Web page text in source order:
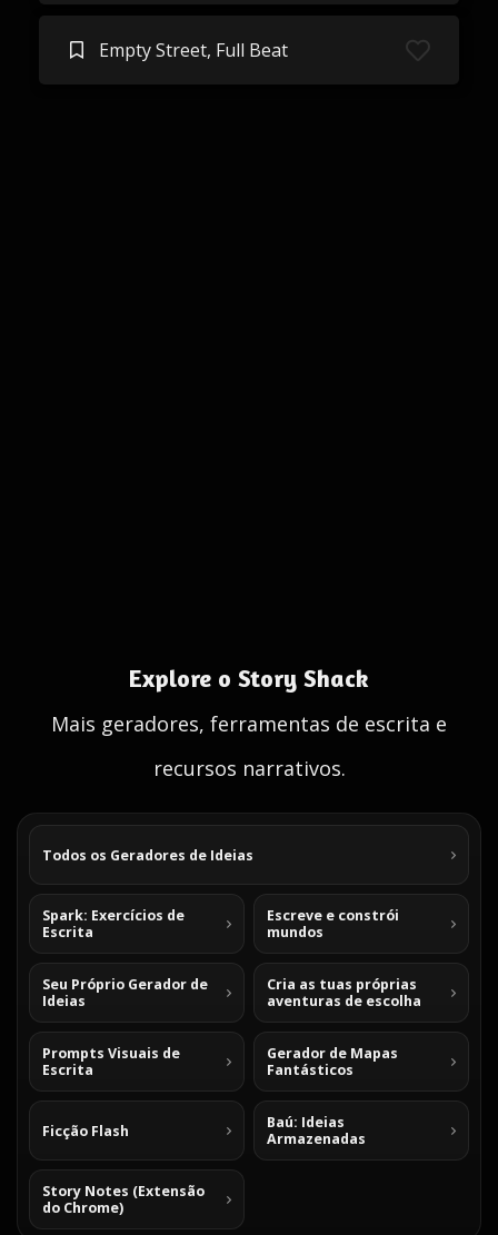
Empty Street, Full Beat
Explore o Story Shack
Mais geradores, ferramentas de escrita e
recursos narrativos.
Todos os Geradores de Ideias
Spark: Exercícios de
Escrita
Escreve e constrói
mundos
Seu Próprio Gerador de
Ideias
Cria as tuas próprias
aventuras de escolha
Prompts Visuais de
Escrita
Gerador de Mapas
Fantásticos
Ficção Flash
Baú: Ideias
Armazenadas
Story Notes (Extensão
do Chrome)